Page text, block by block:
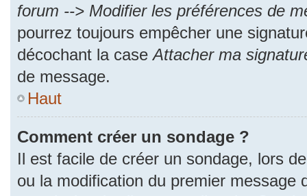
forum --> Modifier les préférences de
pourrez toujours empêcher une
décochant la caseAttacher ma
de message.
Haut
Comment créer un sondage ?
Il est facile de créer un sondage, lors
ou la modification du premier message